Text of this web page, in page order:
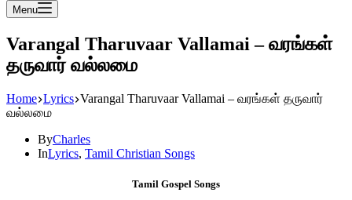
Menu
Varangal Tharuvaar Vallamai – வரங்கள்
தருவார் வல்லமை
Home Lyrics Varangal Tharuvaar Vallamai – வரங்கள் தருவார்
வல்லமை
ByCharles
InLyrics, Tamil Christian Songs
Tamil Gospel Songs